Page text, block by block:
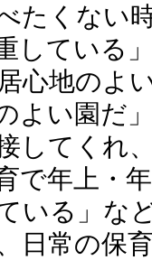
たくない
している
心地のよ
よい園だ
してくれ
で年上・
いる」な
日常の保